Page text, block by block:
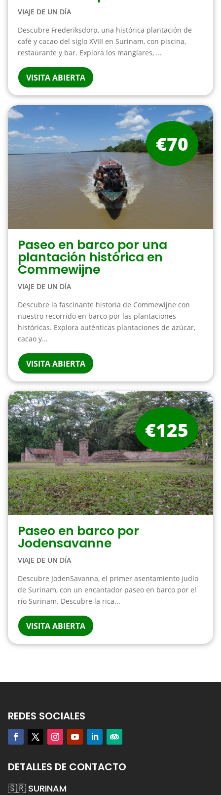
VIAJE DE UN DÍA
Descubre Frederiksdorp, una histórica plantación de
café y cacao del siglo XVIII en Surinam, con piscina,
restaurante y bar. Explora los manglares, ...
VISITA ABIERTA
Paseo en barco por una
plantación histórica en
Commewijne
VIAJE DE UN DÍA
Descubre la fascinante historia de Commewijne con
nuestro recorrido en barco por las plantaciones
históricas. Explora auténticas plantaciones de azúcar,
cacao y...
VISITA ABIERTA
€70
Paseo en barco por
Jodensavanne
VIAJE DE UN DÍA
Descubre JodenSavanna, el primer asentamiento judío
de Surinam, con un encantador paseo en barco por el
río Surinam. Descubre la rica...
VISITA ABIERTA
€125
REDES SOCIALES
DETALLES DE CONTACTO
🇸🇷 SURINAM